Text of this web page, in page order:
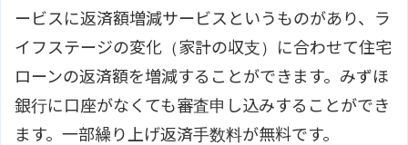
ービスに返済額増減サービスというものがあり、ラ
イフステージの変化（家計の収支）に合わせて住宅
ローンの返済額を増減することができます。みずほ
銀行に口座がなくても審査申し込みすることができ
ます。一部繰り上げ返済手数料が無料です。